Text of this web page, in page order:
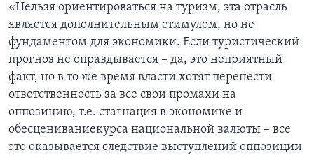
«Нельзя ориентироваться на туризм, эта отрасль
является дополнительным стимулом, но не
фундаментом для экономики. Если туристический
прогноз не оправдывается – да, это неприятный
факт, но в то же время власти хотят перенести
ответственность за все свои промахи на
оппозицию, т.е. стагнация в экономике и
обесцениваниекурса национальной валюты – все
это оказывается следствие выступлений оппозиции